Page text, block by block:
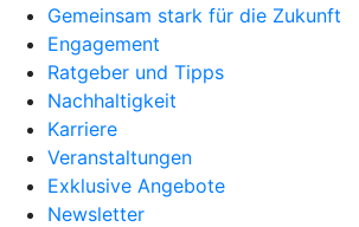
Gemeinsam stark für die Zukunft
Engagement
Ratgeber und Tipps
Nachhaltigkeit
Karriere
Veranstaltungen
Exklusive Angebote
Newsletter